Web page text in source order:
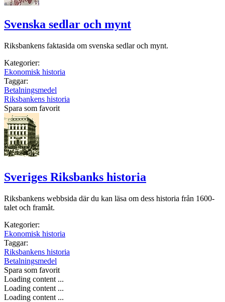
Svenska sedlar och mynt
Riksbankens faktasida om svenska sedlar och mynt.
Kategorier:
Ekonomisk historia
Taggar:
Betalningsmedel
Riksbankens historia
Spara som favorit
Sveriges Riksbanks historia
Riksbankens webbsida där du kan läsa om dess historia från 1600-
talet och framåt.
Kategorier:
Ekonomisk historia
Taggar:
Riksbankens historia
Betalningsmedel
Spara som favorit
Loading content ...
Loading content ...
Loading content ...